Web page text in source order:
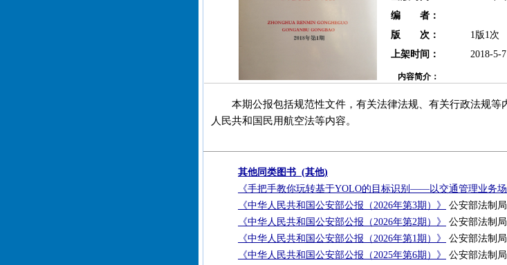
编 者：
版 次：
1版1次
上架时间：
2018-5-
内容简介：
本期公报包括规范性文件，有关法律法规、有关行政法规
人民共和国民用航空法等内容。
其他同类图书 (其他)
《手把手教你玩转基于YOLO的目标识别——以交通管理业务场
《中华人民共和国公安部公报（2026年第3期）》
公安部法制局
《中华人民共和国公安部公报（2026年第2期）》
公安部法制局
《中华人民共和国公安部公报（2026年第1期）》
公安部法制局
《中华人民共和国公安部公报（2025年第6期）》
公安部法制局